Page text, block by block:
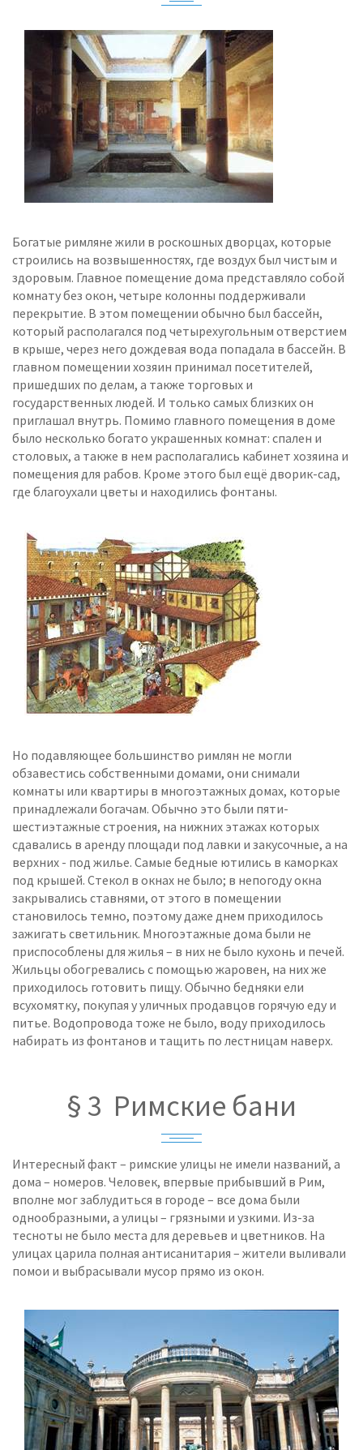
Богатые римляне жили в роскошных дворцах, которые
строились на возвышенностях, где воздух был чистым и
здоровым. Главное помещение дома представляло собой
комнату без окон, четыре колонны поддерживали
перекрытие. В этом помещении обычно был бассейн,
который располагался под четырехугольным отверстием
в крыше, через него дождевая вода попадала в бассейн. В
главном помещении хозяин принимал посетителей,
пришедших по делам, а также торговых и
государственных людей. И только самых близких он
приглашал внутрь. Помимо главного помещения в доме
было несколько богато украшенных комнат: спален и
столовых, а также в нем располагались кабинет хозяина и
помещения для рабов. Кроме этого был ещё дворик-сад,
где благоухали цветы и находились фонтаны.
Но подавляющее большинство римлян не могли
обзавестись собственными домами, они снимали
комнаты или квартиры в многоэтажных домах, которые
принадлежали богачам. Обычно это были пяти-
шестиэтажные строения, на нижних этажах которых
сдавались в аренду площади под лавки и закусочные, а на
верхних - под жилье. Самые бедные ютились в каморках
под крышей. Стекол в окнах не было; в непогоду окна
закрывались ставнями, от этого в помещении
становилось темно, поэтому даже днем приходилось
зажигать светильник. Многоэтажные дома были не
приспособлены для жилья – в них не было кухонь и печей.
Жильцы обогревались с помощью жаровен, на них же
приходилось готовить пищу. Обычно бедняки ели
всухомятку, покупая у уличных продавцов горячую еду и
питье. Водопровода тоже не было, воду приходилось
набирать из фонтанов и тащить по лестницам наверх.
§ 3 Римские бани
Интересный факт – римские улицы не имели названий, а
дома – номеров. Человек, впервые прибывший в Рим,
вполне мог заблудиться в городе – все дома были
однообразными, а улицы – грязными и узкими. Из-за
тесноты не было места для деревьев и цветников. На
улицах царила полная антисанитария – жители выливали
помои и выбрасывали мусор прямо из окон.